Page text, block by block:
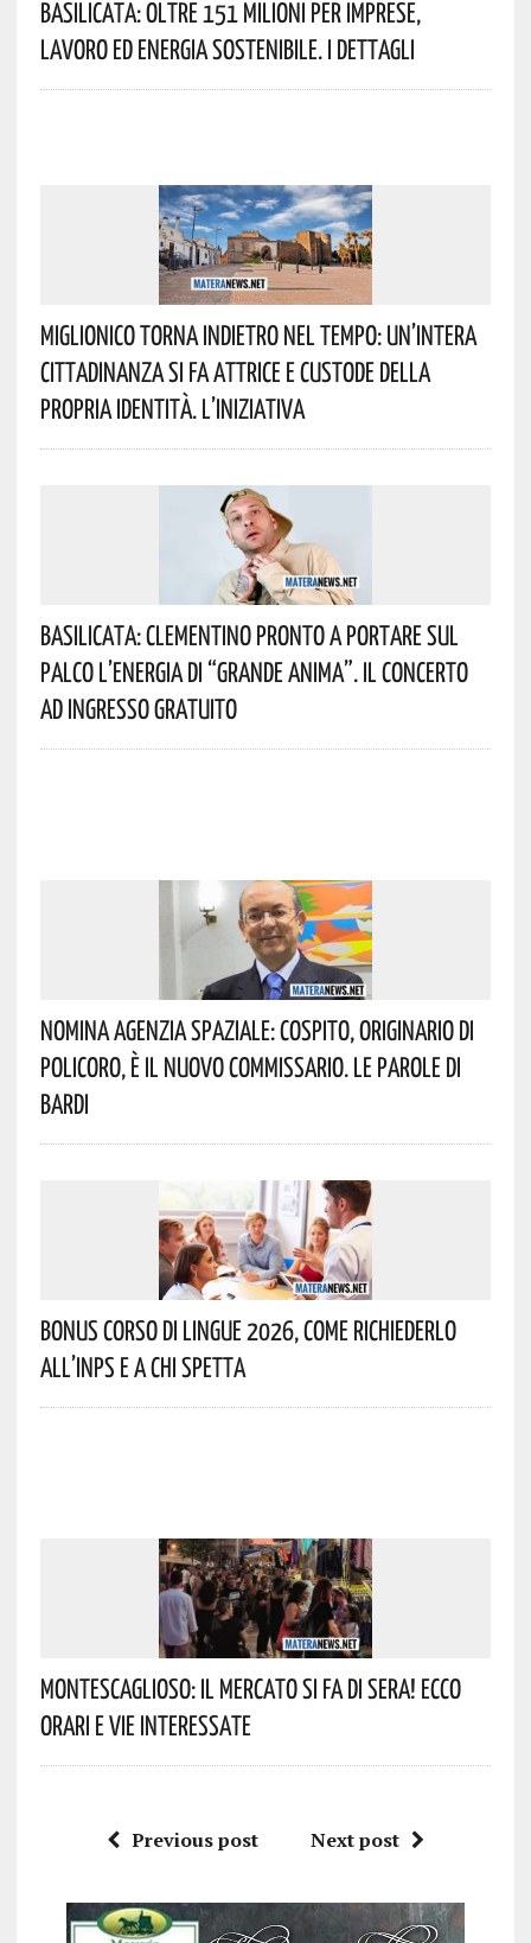
Basilicata: Oltre 151 Milioni Per Imprese,
Lavoro Ed Energia Sostenibile. I Dettagli
Miglionico Torna Indietro Nel Tempo: Un’intera
Cittadinanza Si Fa Attrice E Custode Della
Propria Identità. L’iniziativa
Basilicata: Clementino Pronto A Portare Sul
Palco L’energia Di “Grande Anima”. Il Concerto
Ad Ingresso Gratuito
Nomina Agenzia Spaziale: Cospito, Originario Di
Policoro, È Il Nuovo Commissario. Le Parole Di
Bardi
Bonus Corso Di Lingue 2026, Come Richiederlo
All’INPS E A Chi Spetta
Montescaglioso: Il Mercato Si Fa Di Sera! Ecco
Orari E Vie Interessate
Previous post Next post